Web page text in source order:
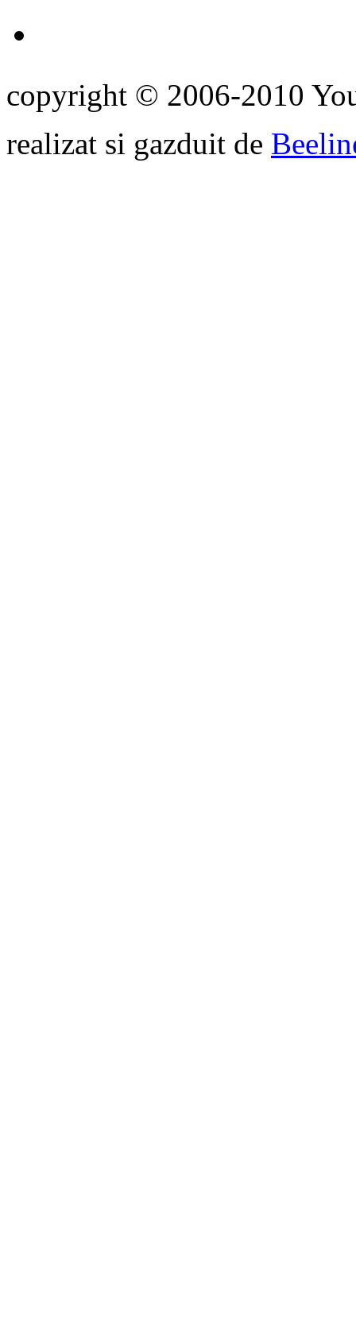
copyright © 2006-2010
realizat si gazduit de